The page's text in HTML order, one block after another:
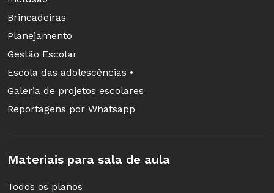
Brincadeiras
Planejamento
Gestão Escolar
Escola das adolescências •
Galeria de projetos escolares
Reportagens por Whatsapp
Materiais para sala de aula
Todos os planos